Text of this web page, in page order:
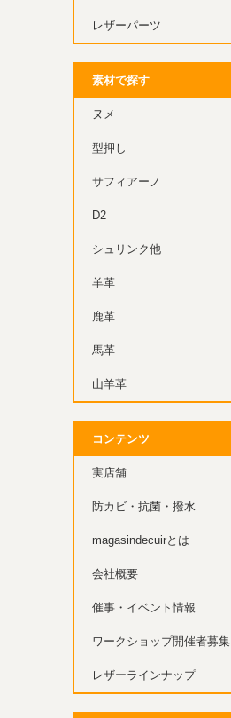
レザーパーツ
素材で探す
ヌメ
型押し
サフィアーノ
D2
シュリンク他
羊革
鹿革
馬革
山羊革
コンテンツ
実店舗
防カビ・抗菌・撥水
magasindecuirとは
会社概要
催事・イベント情報
ワークショップ開催者募集
レザーラインナップ